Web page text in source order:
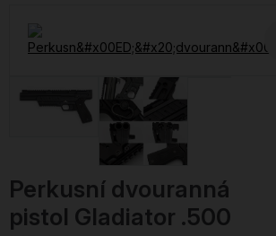
Perkusní dvouranná
pistol Gladiator .500